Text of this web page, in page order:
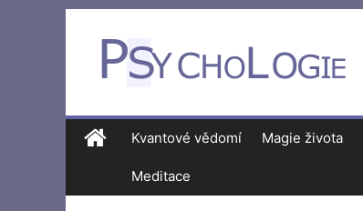
Kvantové vědomí Magie života
Meditace